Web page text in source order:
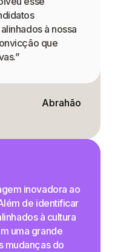
à nossa
que
Abrahão
inovadora ao
de identificar
à cultura
uma grande
mudanças do